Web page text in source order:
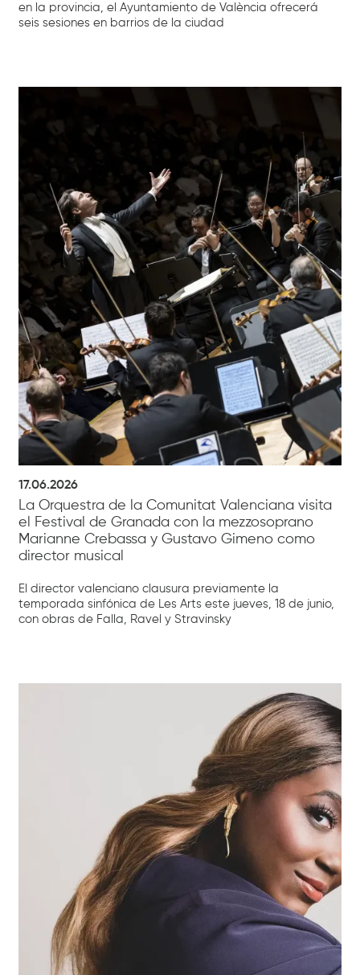
en la provincia, el Ayuntamiento de València ofrecerá
seis sesiones en barrios de la ciudad
17.06.2026
La Orquestra de la Comunitat Valenciana visita
el Festival de Granada con la mezzosoprano
Marianne Crebassa y Gustavo Gimeno como
director musical
El director valenciano clausura previamente la
temporada sinfónica de Les Arts este jueves, 18 de junio,
con obras de Falla, Ravel y Stravinsky